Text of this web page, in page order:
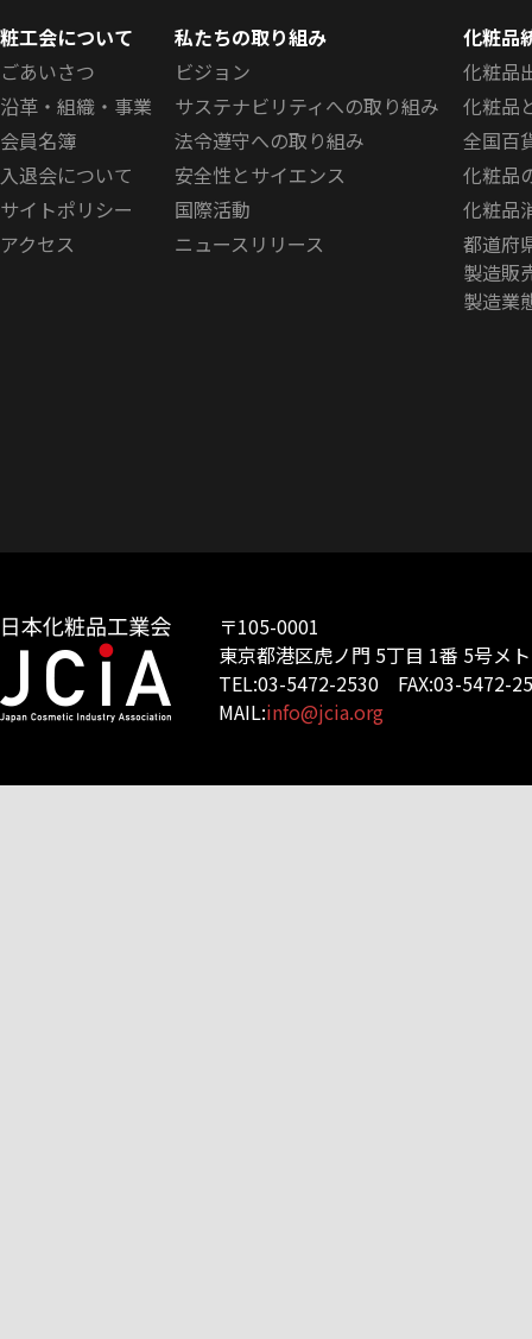
粧工会について
ごあいさつ
沿革・組織・事業
会員名簿
入退会について
サイトポリシー
アクセス
私たちの取り組み
ビジョン
サステナビリティへの取り組み
法令遵守への取り組み
安全性とサイエンス
国際活動
ニュースリリース
化粧品
化粧品
化粧品
全国百
化粧品
化粧品
都道府
製造販
製造業
〒105-0001
東京都港区虎ノ門 5丁目 1番 5号メ
TEL:03-5472-2530 FAX:03-5472-
MAIL:info@jcia.org